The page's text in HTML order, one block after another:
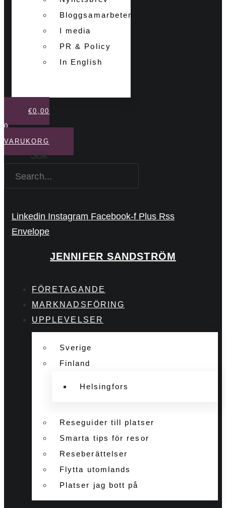
Bloggsamarbeten
I media
PR & Policy
In English
€0,00
0
VARUKORG
Sök
Linkedin Instagram Facebook-f Plus Rss
Envelope
JENNIFER SANDSTRÖM
FÖRETAGANDE
MARKNADSFÖRING
UPPLEVELSER
Sverige
Finland
Helsingfors
Reseguider till platser
Smarta tips för resor
Reseberättelser
Flytta utomlands
Platser jag bott på